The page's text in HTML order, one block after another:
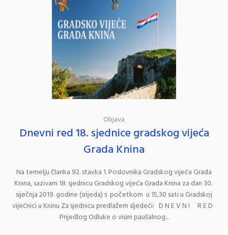
Objava
Dnevni red 18. sjednice gradskog vijeća
Grada Knina
Na temelju članka 92. stavka 1. Poslovnika Gradskog vijeća Grada
Knina, sazivam 18. sjednicu Gradskog vijeća Grada Knina za dan 30.
siječnja 2019. godine (srijeda) s početkom u 15,30 sati u Gradskoj
vijećnici u Kninu Za sjednicu predlažem sljedeći: D N E V N I R E D
Prijedlog Odluke o visini paušalnog...